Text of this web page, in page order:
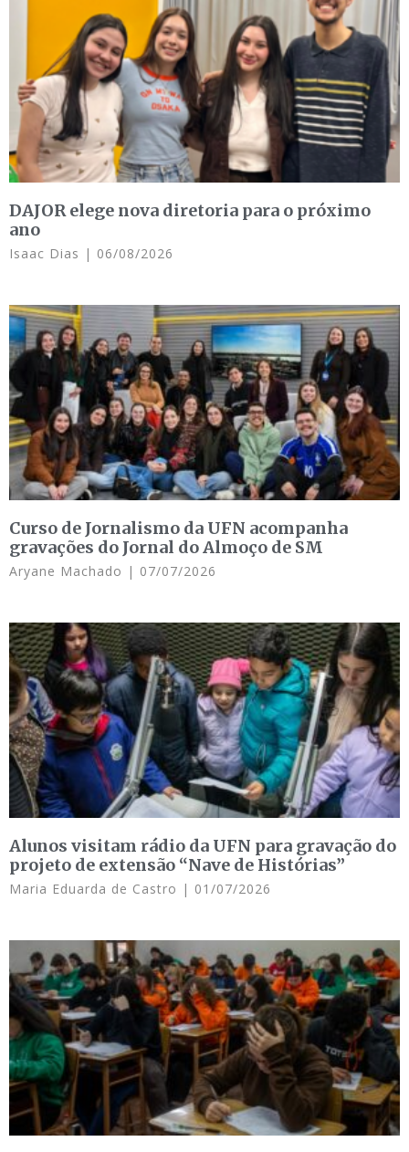
DAJOR elege nova diretoria para o próximo
ano
Isaac Dias 06/08/2026
Curso de Jornalismo da UFN acompanha
gravações do Jornal do Almoço de SM
Aryane Machado 07/07/2026
Alunos visitam rádio da UFN para gravação do
projeto de extensão “Nave de Histórias”
Maria Eduarda de Castro 01/07/2026